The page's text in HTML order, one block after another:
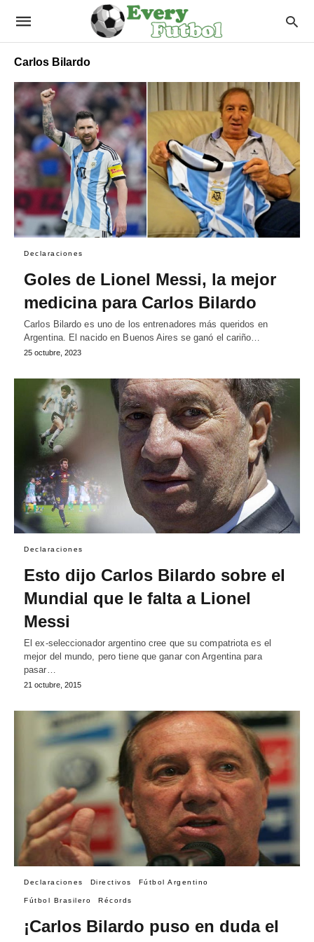
Carlos Bilardo
Declaraciones
Goles de Lionel Messi, la mejor
medicina para Carlos Bilardo
Carlos Bilardo es uno de los entrenadores más queridos en
Argentina. El nacido en Buenos Aires se ganó el cariño…
25 octubre, 2023
Declaraciones
Esto dijo Carlos Bilardo sobre el
Mundial que le falta a Lionel
Messi
El ex-seleccionador argentino cree que su compatriota es el
mejor del mundo, pero tiene que ganar con Argentina para
pasar…
21 octubre, 2015
Declaraciones Directivos Fútbol Argentino
Fútbol Brasilero Récords
¡Carlos Bilardo puso en duda el